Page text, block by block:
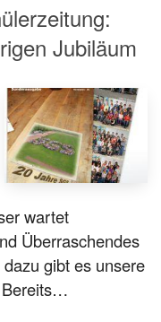
Jubiläum
wartet
Überraschendes
gibt es unsere
Bereits…